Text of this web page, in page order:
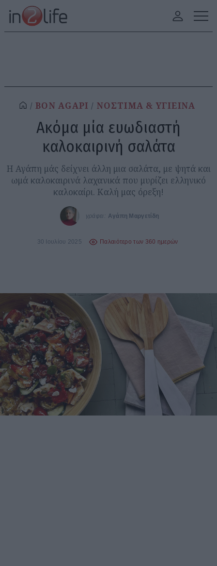
BON AGAPI ΝΟΣΤΙΜΑ & ΥΓΙΕΙΝΑ
Ακόμα μία ευωδιαστή
καλοκαιρινή σαλάτα
Η Αγάπη μάς δείχνει άλλη μια σαλάτα, με ψητά και
ωμά καλοκαιρινά λαχανικά που μυρίζει ελληνικό
καλοκαίρι. Καλή μας όρεξη!
γράφει: Αγάπη Μαργετίδη
30 Ιουλίου 2025 Παλαιότερο των 360 ημερών